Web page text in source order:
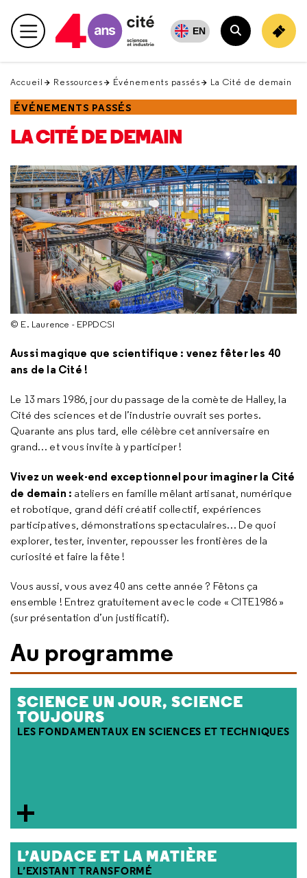
en
haut Menu principal EN
Rechercher
Accueil Ressources Événements passés La Cité de demain
ÉVÉNEMENTS PASSÉS
LA CITÉ DE DEMAIN
© E. Laurence - EPPDCSI
Aussi magique que scientifique : venez fêter les 40
ans de la Cité !
Le 13 mars 1986, jour du passage de la comète de Halley, la
Cité des sciences et de l’industrie ouvrait ses portes.
Quarante ans plus tard, elle célèbre cet anniversaire en
grand… et vous invite à y participer !
Vivez un week-end exceptionnel pour imaginer la Cité
de demain : ateliers en famille mêlant artisanat, numérique
et robotique, grand défi créatif collectif, expériences
participatives, démonstrations spectaculaires… De quoi
explorer, tester, inventer, repousser les frontières de la
curiosité et faire la fête !
Vous aussi, vous avez 40 ans cette année ? Fêtons ça
ensemble ! Entrez gratuitement avec le code « CITE1986 »
(sur présentation d’un justificatif).
Au programme
SCIENCE UN JOUR, SCIENCE
TOUJOURS
LES FONDAMENTAUX EN SCIENCES ET TECHNIQUES
L’AUDACE ET LA MATIÈRE
L’EXISTANT TRANSFORMÉ